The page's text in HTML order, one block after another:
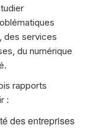
des services
du numérique
rapports
:
des entreprises